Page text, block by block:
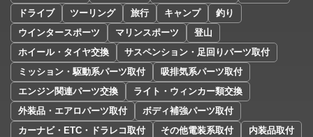
ドライブ
ツーリング 旅行 キャンプ
釣り
ウインタースポーツ
マリンスポーツ
登山
ホイール・タイヤ交換
サスペンション・足回りパーツ取付
ミッション・駆動系パーツ取付
吸排気系パーツ取付
エンジン関連パーツ交換
ライト・ウィンカー類交換
外装品・エアロパーツ取付
ボディ補強パーツ取付
カーナビ・ETC・ドラレコ取付
その他電装系取付
内装品取付